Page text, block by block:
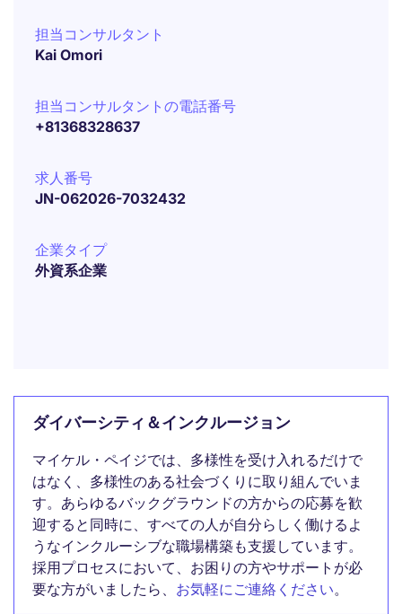
担当コンサルタント
Kai Omori
担当コンサルタントの電話番号
+81368328637
求人番号
JN-062026-7032432
企業タイプ
外資系企業
ダイバーシティ＆インクルージョン
マイケル・ペイジでは、多様性を受け入れるだけで
はなく、多様性のある社会づくりに取り組んでいま
す。あらゆるバックグラウンドの方からの応募を歓
迎すると同時に、すべての人が自分らしく働けるよ
うなインクルーシブな職場構築も支援しています。
採用プロセスにおいて、お困りの方やサポートが必
要な方がいましたら、 お気軽にご連絡ください。